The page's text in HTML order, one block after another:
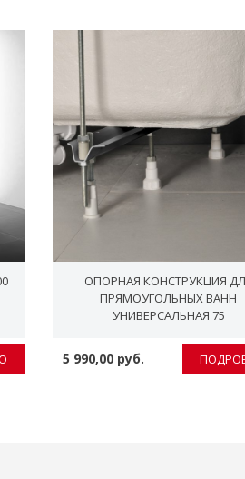
ОПОPНАЯ КОНСТPУКЦИЯ
ПРЯМОУГОЛЬНЫХ ВАНН
УНИВЕРСАЛЬНАЯ 75
5 990,00 руб.